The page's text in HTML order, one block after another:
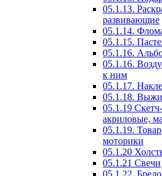
05.1.13.
развивающие
05.1.14.
05.1.15.
05.1.16.
05.1.16.
к ним
05.1.17.
05.1.18.
05.1.19
акриловые,
05.1.19.
моторики
05.1.20
05.1.21 Свечи
05.1.22.